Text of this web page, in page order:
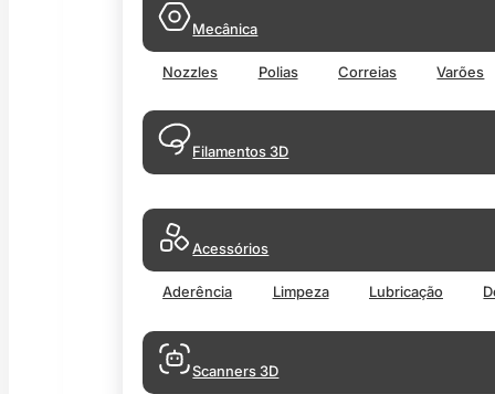
Mecânica
Nozzles Polias Correias Varões
Filamentos 3D
Acessórios
Aderência Limpeza Lubricação
Scanners 3D